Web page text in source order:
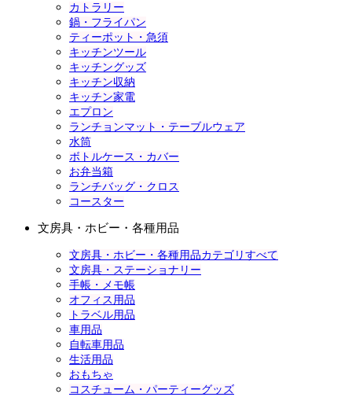
カトラリー
鍋・フライパン
ティーポット・急須
キッチンツール
キッチングッズ
キッチン収納
キッチン家電
エプロン
ランチョンマット・テーブルウェア
水筒
ボトルケース・カバー
お弁当箱
ランチバッグ・クロス
コースター
文房具・ホビー・各種用品
文房具・ホビー・各種用品カテゴリすべて
文房具・ステーショナリー
手帳・メモ帳
オフィス用品
トラベル用品
車用品
自転車用品
生活用品
おもちゃ
コスチューム・パーティーグッズ